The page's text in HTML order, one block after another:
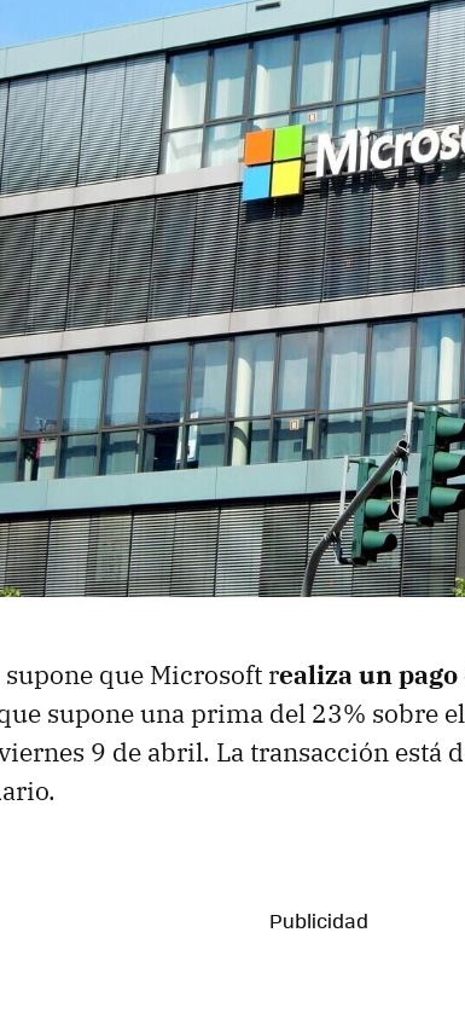
que Microsoft realiza un
supone una prima del 23% sobre
9 de abril. La transacción está